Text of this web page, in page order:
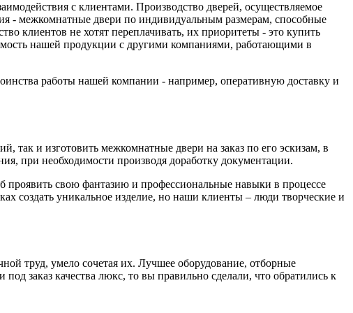
с клиентами. Производство дверей, осуществляемое
- межкомнатные двери по индивидуальным размерам, способные
клиентов не хотят переплачивать, их приоритеты - это купить
нашей продукции с другими компаниями, работающими в
работы нашей компании - например, оперативную доставку и
и изготовить межкомнатные двери на заказ по его эскизам, в
при необходимости производя доработку документации.
проявить свою фантазию и профессиональные навыки в процессе
создать уникальное изделие, но наши клиенты – люди творческие и
труд, умело сочетая их. Лучшее оборудование, отборные
заказ качества люкс, то вы правильно сделали, что обратились к